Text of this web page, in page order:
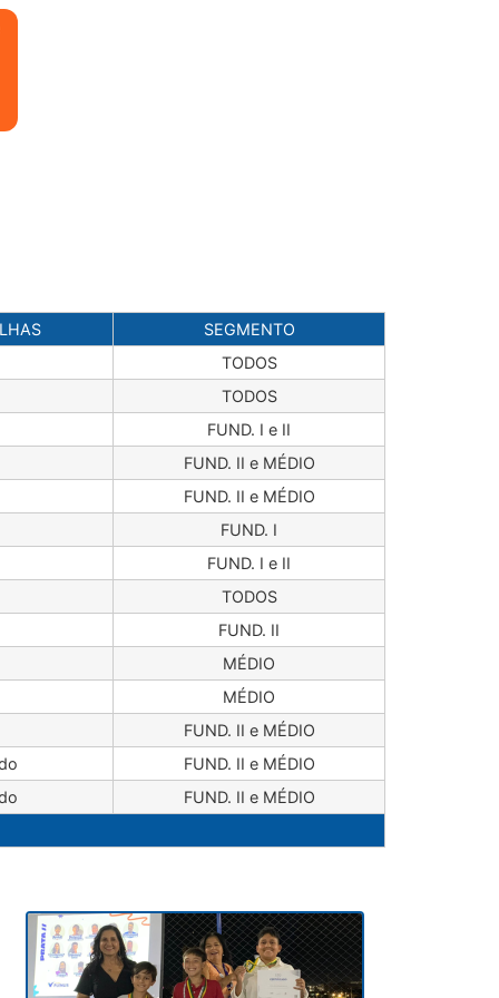
SEGMENTO
TODOS
TODOS
FUND. I e II
FUND. II e MÉDIO
FUND. II e MÉDIO
FUND. I
FUND. I e II
TODOS
FUND. II
MÉDIO
MÉDIO
FUND. II e MÉDIO
FUND. II e MÉDIO
FUND. II e MÉDIO